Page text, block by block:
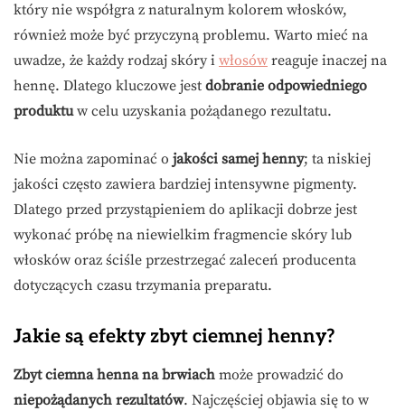
który nie współgra z naturalnym kolorem włosków,
również może być przyczyną problemu. Warto mieć na
uwadze, że każdy rodzaj skóry i włosów reaguje inaczej na
hennę. Dlatego kluczowe jest dobranie odpowiedniego
produktuw celu uzyskania pożądanego rezultatu.
Nie można zapominać o jakości samej henny; ta niskiej
jakości często zawiera bardziej intensywne pigmenty.
Dlatego przed przystąpieniem do aplikacji dobrze jest
wykonać próbę na niewielkim fragmencie skóry lub
włosków oraz ściśle przestrzegać zaleceń producenta
dotyczących czasu trzymania preparatu.
Jakie są efekty zbyt ciemnej henny?
Zbyt ciemna henna na brwiach może prowadzić do
niepożądanych rezultatów. Najczęściej objawia się to w